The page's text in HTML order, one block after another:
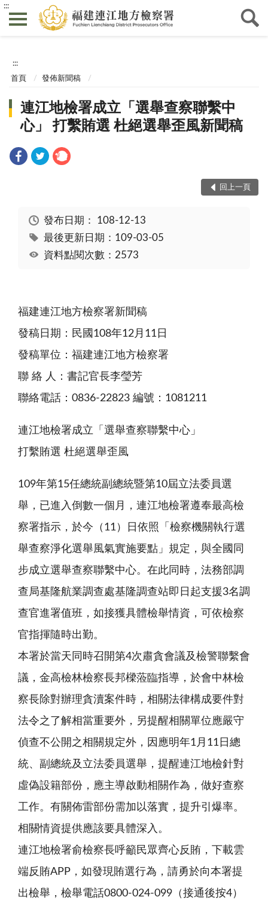
:::
:::
首頁 發佈新聞稿
連江地檢署成立「選舉查察聯繫中
心」 打繫賄選 杜絕選舉歪風新聞稿
回上一頁
發布日期： 108-12-13
最後更新日期：109-03-05
資料點閱次數：2573
福建連江地方檢察署新聞稿
發稿日期：民國108年12月11日
發稿單位：福建連江地方檢察署
聯 絡 人：書記官長李瑩芳
聯絡電話：0836-22823 編號：1081211
連江地檢署成立「選舉查察聯繫中心」
打繫賄選 杜絕選舉歪風
109年第15任總統副總統暨第10屆立法委員選
舉，已進入倒數一個月，連江地檢署遵奉最高檢
察署指示，於今（11）日依照「檢察機關執行選
舉查察淨化選舉風氣實施要點」規定，與全國同
步成立選舉查察聯繫中心。在此同時，法務部調
查局基隆航業調查處基隆調查站即日起支援3名調
查官進署值班，如接獲具體檢舉情資，可依檢察
官指揮隨時出勤。
本署於當天同時召開第4次肅貪會議及檢警聯繫會
議，金高檢林檢察長邦樑蒞臨指導，於會中林檢
察長除對辦理貪瀆案件時，相關法律構成要件對
法令之了解相當重要外，另提醒相關單位應嚴守
偵查不公開之相關規定外，因應明年1月11日總
統、副總統及立法委員選舉，提醒連江地檢針對
虛偽設籍部份，應主導啟動相關作為，做好查察
工作。有關佈雷部份需加以落實，提升引爆率。
相關情資提供應該要具體深入。
連江地檢署俞檢察長呼籲民眾齊心反賄，下載雲
端反賄APP，如發現賄選行為，請勇於向本署提
出檢舉，檢舉電話0800-024-099（接通後按4）